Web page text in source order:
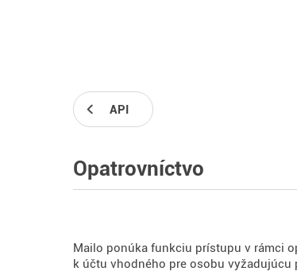
API
Opatrovníctvo
Mailo ponúka funkciu prístupu v rámci
k účtu vhodného pre osobu vyžadujúcu